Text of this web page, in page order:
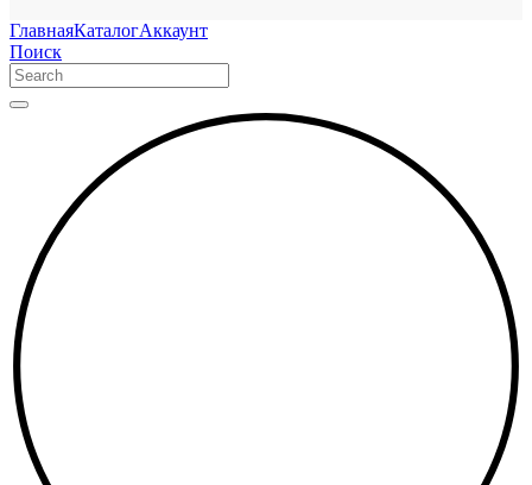
ГлавнаяКаталогАккаунт
Поиск